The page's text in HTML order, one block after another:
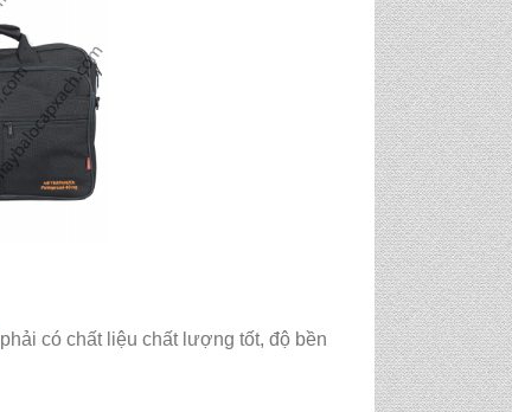
phải có chất liệu chất lượng tốt, độ bền